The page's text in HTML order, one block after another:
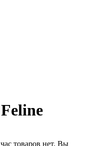
товаров нет. Вы